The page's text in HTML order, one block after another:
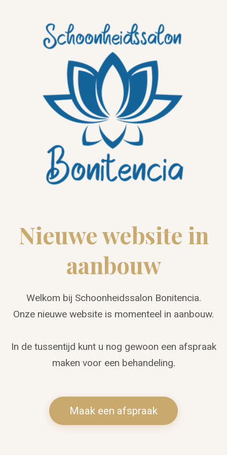
Nieuwe website in
aanbouw
Welkom bij Schoonheidssalon Bonitencia.
Onze nieuwe website is momenteel in aanbouw.
In de tussentijd kunt u nog gewoon een afspraak
maken voor een behandeling.
Maak een afspraak